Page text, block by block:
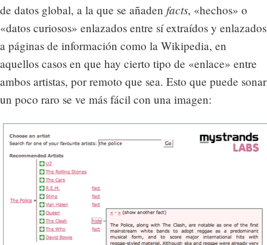
de datos global, a la que se añaden facts, «hechos» o
«datos curiosos» enlazados entre sí extraídos y enlazados
a páginas de información como la Wikipedia, en
aquellos casos en que hay cierto tipo de «enlace» entre
ambos artistas, por remoto que sea. Esto que puede sonar
un poco raro se ve más fácil con una imagen: